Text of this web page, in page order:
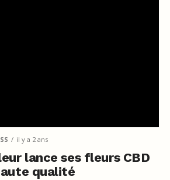
il y a 2 ans
lance ses fleurs CBD
qualité